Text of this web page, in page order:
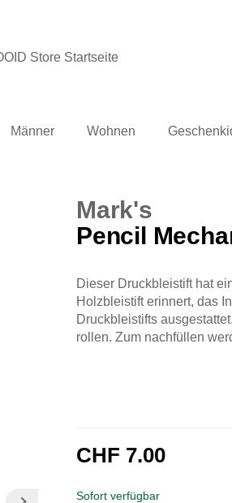
Männer Wohnen
Mark's
Pencil
Dieser Druckbleistift hat
Holzbleistift erinnert, das
Druckbleistifts
rollen. Zum nachfüllen
CHF 7.00
Sofort verfügbar